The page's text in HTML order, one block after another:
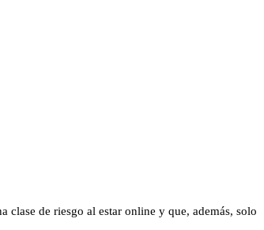
clase de riesgo al estar online y que, además, solo